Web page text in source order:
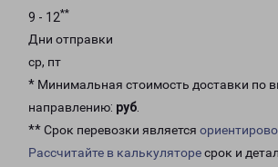
9 - 12**
Дни отправки
ср, пт
* Минимальная стоимость доставки по
направлению: руб.
** Срок перевозки является
Рассчитайте в калькуляторесрок и